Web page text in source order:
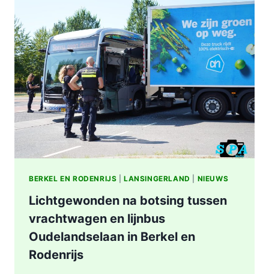
STATION
KRALINGSE
ZOOM
IN
ROTTERDAM
BERKEL EN RODENRIJS |LANSINGERLAND NIEUWS
Lichtgewonden na botsing tussen
vrachtwagen en lijnbus
Oudelandselaan in Berkel en
Rodenrijs